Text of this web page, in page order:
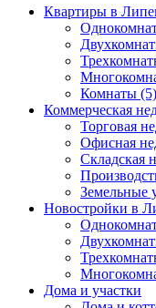
Квартиры в
Комнаты (5)
Коммерческая
Торговая
Офисная
Складская
Земельные
Новостройки в
Дома и участки